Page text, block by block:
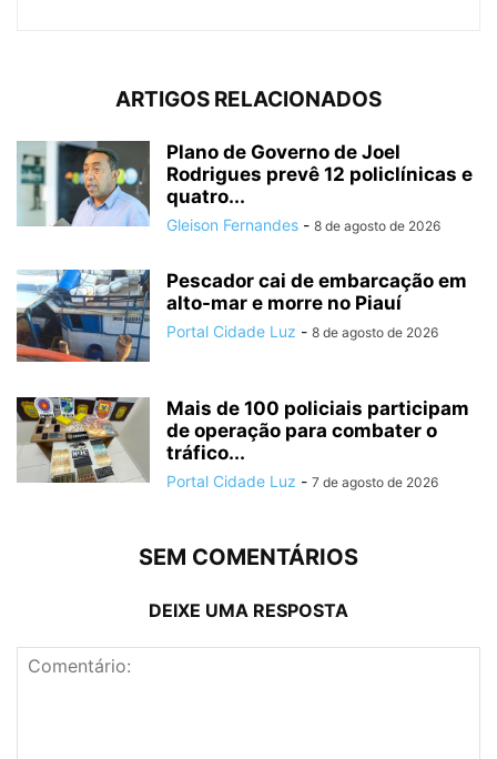
ARTIGOS RELACIONADOS
Plano de Governo de Joel
Rodrigues prevê 12 policlínicas e
quatro...
Gleison Fernandes - 8 de agosto de 2026
Pescador cai de embarcação em
alto-mar e morre no Piauí
Portal Cidade Luz - 8 de agosto de 2026
Mais de 100 policiais participam
de operação para combater o
tráfico...
Portal Cidade Luz - 7 de agosto de 2026
SEM COMENTÁRIOS
DEIXE UMA RESPOSTA